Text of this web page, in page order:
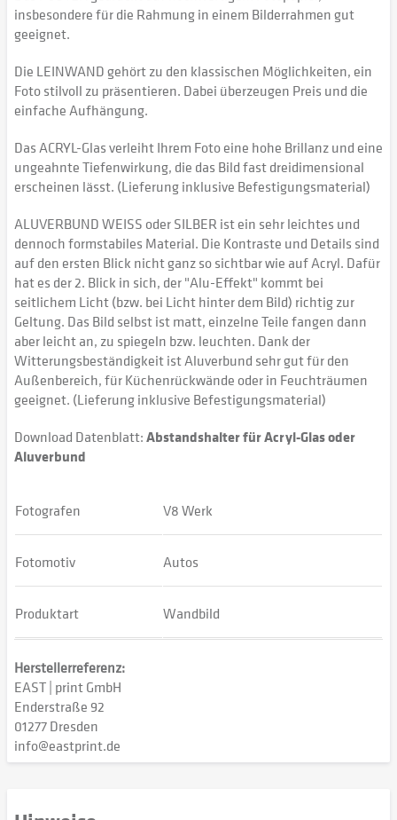
insbesondere für die Rahmung in einem Bilderrahmen gut
geeignet.
Die LEINWAND gehört zu den klassischen Möglichkeiten, ein
Foto stilvoll zu präsentieren. Dabei überzeugen Preis und die
einfache Aufhängung.
Das ACRYL-Glas verleiht Ihrem Foto eine hohe Brillanz und eine
ungeahnte Tiefenwirkung, die das Bild fast dreidimensional
erscheinen lässt. (Lieferung inklusive Befestigungsmaterial)
ALUVERBUND WEISS oder SILBER ist ein sehr leichtes und
dennoch formstabiles Material. Die Kontraste und Details sind
auf den ersten Blick nicht ganz so sichtbar wie auf Acryl. Dafür
hat es der 2. Blick in sich, der "Alu-Effekt" kommt bei
seitlichem Licht (bzw. bei Licht hinter dem Bild) richtig zur
Geltung. Das Bild selbst ist matt, einzelne Teile fangen dann
aber leicht an, zu spiegeln bzw. leuchten. Dank der
Witterungsbeständigkeit ist Aluverbund sehr gut für den
Außenbereich, für Küchenrückwände oder in Feuchträumen
geeignet. (Lieferung inklusive Befestigungsmaterial)
Download Datenblatt:Abstandshalter für Acryl-Glas oder
Aluverbund
Fotografen V8 Werk
Fotomotiv Autos
Produktart Wandbild
Herstellerreferenz:
EAST | print GmbH
Enderstraße 92
01277 Dresden
info@eastprint.de